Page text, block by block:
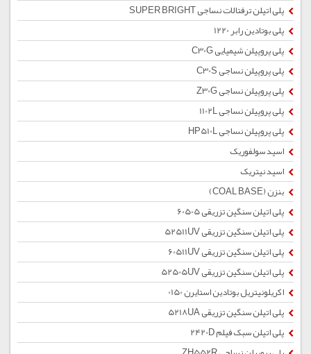
پلی اتیلن ترفتالات نساجی SUPER BRIGHT
پلی بوتادین رابر 1220
پلی پروپیلن شیمیایی C30G
پلی پروپیلن نساجی C30S
پلی پروپیلن نساجی Z30G
پلی پروپیلن نساجی 1102L
پلی پروپیلن نساجی HP510L
اسید سولفوریک
اسید نیتریک
بنزن (COAL BASE)
پلی اتیلن سنگین تزریقی 60505
پلی اتیلن سنگین تزریقی 52511UV
پلی اتیلن سنگین تزریقی 60511UV
پلی اتیلن سنگین تزریقی 52505UV
اکریلونیتریل بوتادین استایرن 0150
پلی اتیلن سنگین تزریقی 5218UA
پلی اتیلن سبک فیلم 2420D